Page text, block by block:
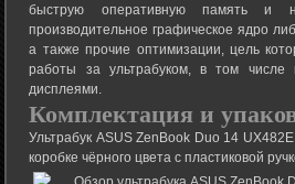
быструю оперативную память и
производительное графическое ядро
а также прочие оптимизации, цель
работы за ультрабуком, в том числе
дисплеями.
Комплектация и
Ультрабук ASUS ZenBook Duo 14
коробке чёрного цвета с пластиковой